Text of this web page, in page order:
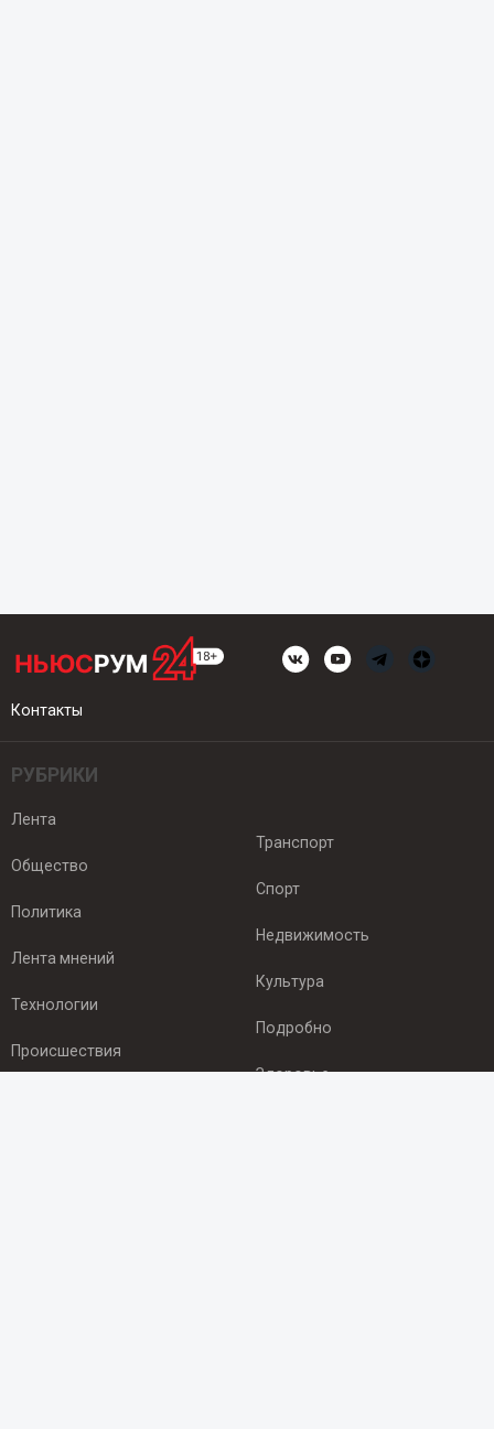
Контакты
РУБРИКИ
Лента
Общество
Политика
Лента мнений
Технологии
Происшествия
Транспорт
Спорт
Недвижимость
Культура
Подробно
Здоровье